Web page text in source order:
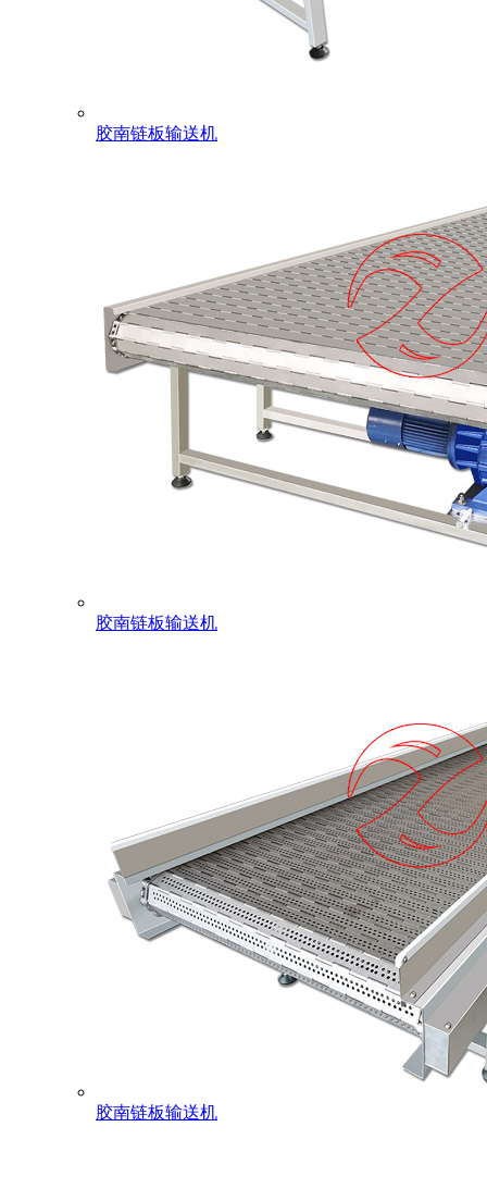
胶南链板输送机
胶南链板输送机
胶南链板输送机